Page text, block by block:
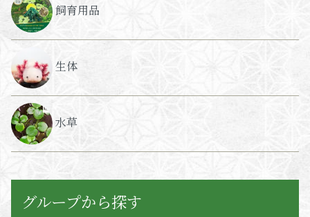
飼育用品
生体
水草
グループから探す